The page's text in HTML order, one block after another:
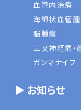
血管内治療
海綿状血管腫
脳腫瘍
三叉神経痛・
ガンマナイフ
▶ お知らせ